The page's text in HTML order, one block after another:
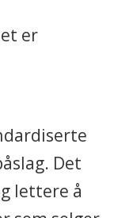
er
Det
lettere å